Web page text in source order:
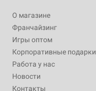
О магазине
Франчайзинг
Игры оптом
Корпоративные подарки
Работа у нас
Новости
Контакты